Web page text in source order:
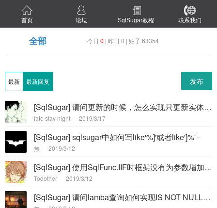
首页 论坛 SqlSugar教程 联系我们
全部 今日 0 | 昨日 0 | 贴子 63354
最新 最新回复 发布
[SqlSugar] 请问更新的时候，怎么实现只更新实体类中有值的字段，其余的不更新 -
fate stay night 2019/3/17
[SqlSugar] sqlsugar中如何写like'%]'或者like']%' -
無 2019/3/12
[SqlSugar] 使用SqlFunc.IIF时框架没有为参数增加列名 -
Todother 2019/3/12
[SqlSugar] 请问lamba查询如何实现IS NOT NULL的效果？ -